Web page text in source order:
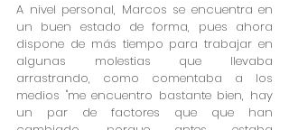
A nivel personal, Marcos se encuentra en
un buen estado de forma, pues ahora
dispone de más tiempo para trabajar en
algunas molestias que llevaba
arrastrando, como comentaba a los
medios "me encuentro bastante bien, hay
un par de factores que que han